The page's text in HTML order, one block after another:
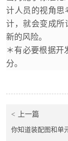
计人员的视角思
计，就会变成所
新的风险。
＊有必要根据开
分。
上一篇